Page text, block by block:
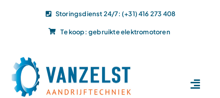
Storingsdienst 24/7: (+31) 416 273 408
Te koop: gebruikte elektromotoren